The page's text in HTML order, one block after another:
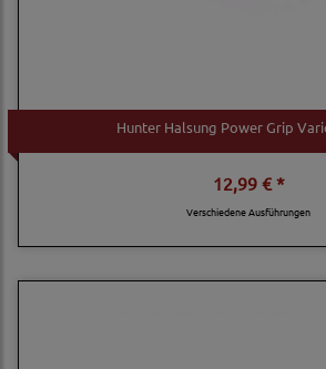
Hunter Halsung Power Grip
12,99 € *
Verschiedene Ausführungen